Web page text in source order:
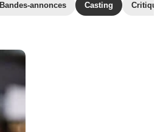
Bandes-annonces Casting